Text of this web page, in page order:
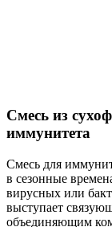
Смесь из
иммунитета
Смесь для
в сезонные
вирусных или
выступает
объединяющим